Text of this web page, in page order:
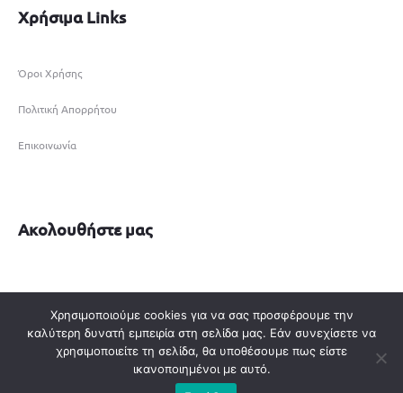
Χρήσιμα Links
Όροι Χρήσης
Πολιτική Απορρήτου
Επικοινωνία
Ακολουθήστε μας
© 2021 epiplotzegkas.gr
Digital Design byDonDigital.gr
Χρησιμοποιούμε cookies για να σας προσφέρουμε την
καλύτερη δυνατή εμπειρία στη σελίδα μας. Εάν συνεχίσετε να
χρησιμοποιείτε τη σελίδα, θα υποθέσουμε πως είστε
ικανοποιημένοι με αυτό.